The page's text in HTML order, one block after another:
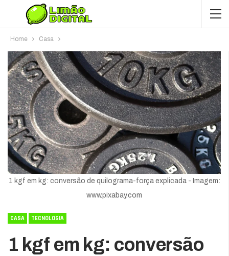
Home Casa
1 kgf em kg: conversão de quilograma-força explicada - Imagem:
www.pixabay.com
CASA TECNOLOGIA
1 kgf em kg: conversão